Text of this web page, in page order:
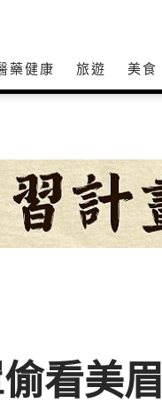
藥健康 旅遊 美食
看美眉